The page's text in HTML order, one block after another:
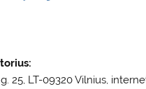
25, LT-09320 Vilnius,